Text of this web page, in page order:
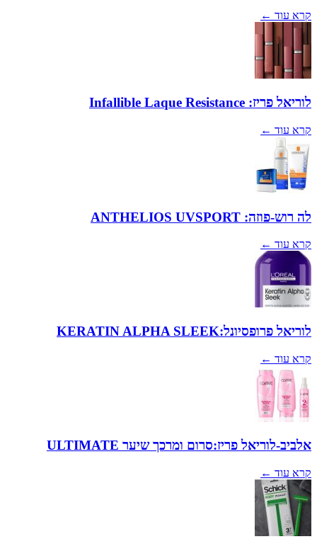
קרא עוד ←
לוריאל פריז: Infallible Laque Resistance
קרא עוד ←
לה רוש-פוזה: ANTHELIOS UVSPORT
קרא עוד ←
לוריאל פרופסיונל:KERATIN ALPHA SLEEK
קרא עוד ←
אלביב-לוריאל פריז:סרום ומרכך שיער ULTIMATE
קרא עוד ←